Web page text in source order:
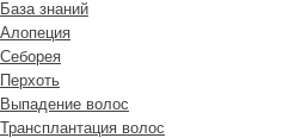
База знаний
Алопеция
Себорея
Перхоть
Выпадение волос
Трансплантация волос